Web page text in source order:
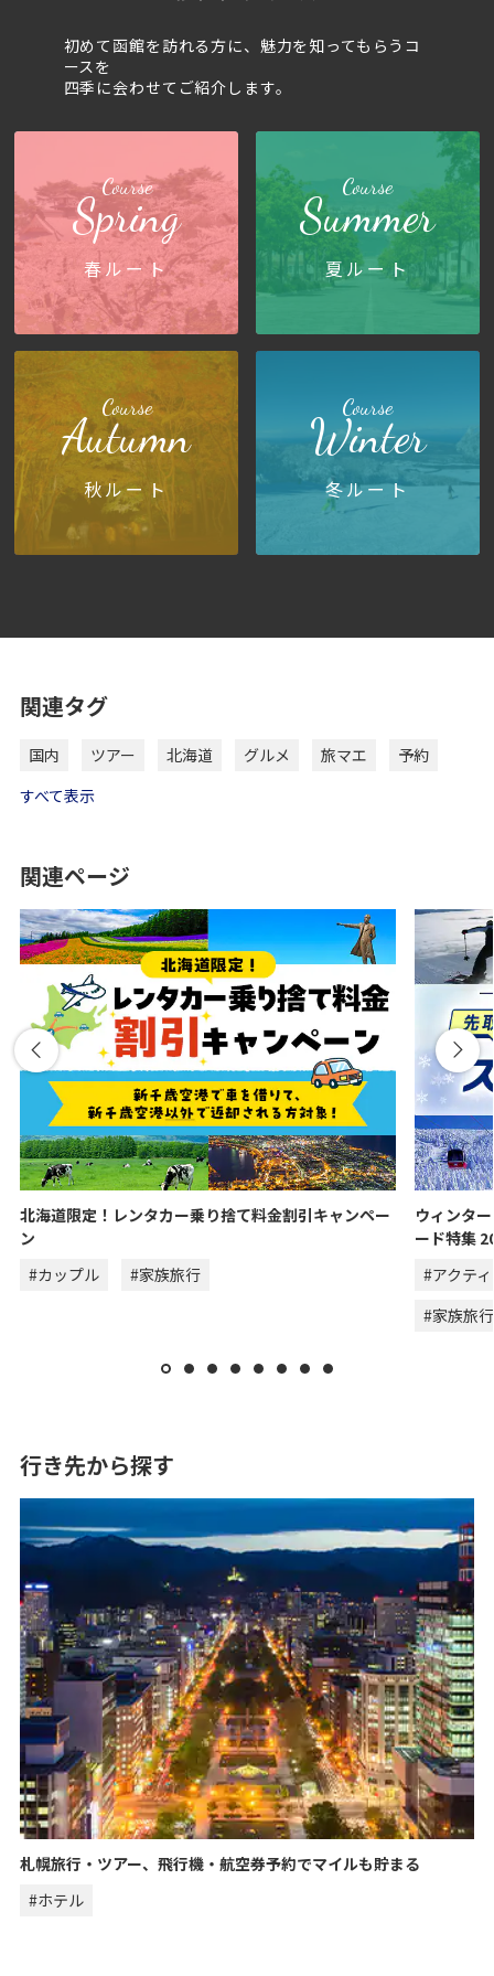
初めて函館を訪れる方に、魅力を知ってもらうコ
ースを
四季に会わせてご紹介します。
Course
Spring
春ルート
Course
Summer
夏ルート
Course
Autumn
秋ルート
Course
Winter
冬ルート
関連タグ
国内 ツアー 北海道 グルメ 旅マエ
予約
すべて表示
関連ページ
北海道限定！レンタカー乗り捨て料金割引キャンペー
ン
#カップル
#家族旅行
ウィンタ
ード特集
#アクテ
#家族旅行
行き先から探す
札幌旅行・ツアー、飛行機・航空券予約でマイルも貯まる
#ホテル